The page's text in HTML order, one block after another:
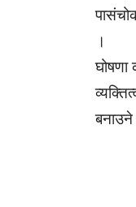
।
घोषणा
बनाउने